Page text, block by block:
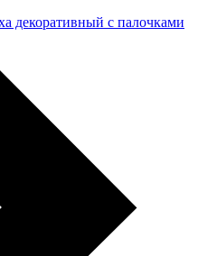
декоративный с палочками